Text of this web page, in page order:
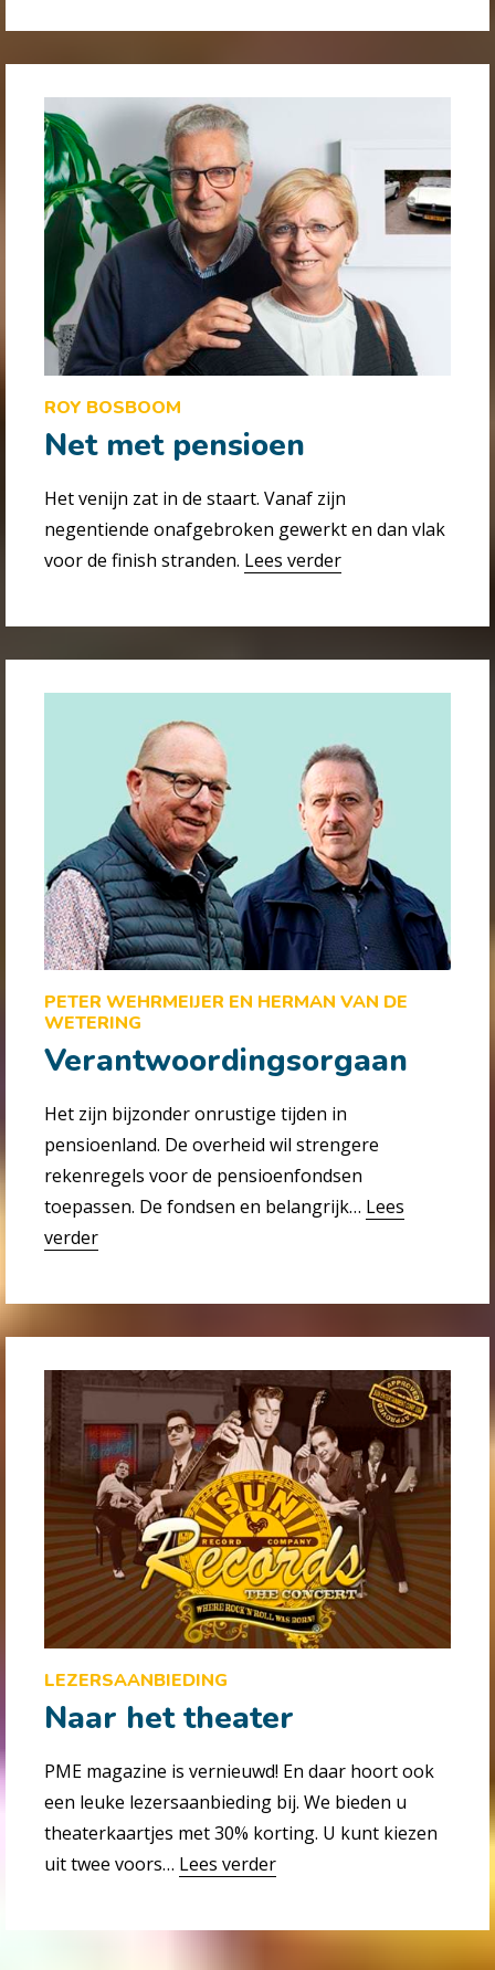
ROY BOSBOOM
Net met pensioen
Het venijn zat in de staart. Vanaf zijn
negentiende onafgebroken gewerkt en dan vlak
voor de finish stranden. Lees verder
PETER WEHRMEIJER EN HERMAN VAN DE
WETERING
Verantwoordingsorgaan
Het zijn bijzonder onrustige tijden in
pensioenland. De overheid wil strengere
rekenregels voor de pensioenfondsen
toepassen. De fondsen en belangrijk… Lees
verder
LEZERSAANBIEDING
Naar het theater
PME magazine is vernieuwd! En daar hoort ook
een leuke lezersaanbieding bij. We bieden u
theaterkaartjes met 30% korting. U kunt kiezen
uit twee voors… Lees verder